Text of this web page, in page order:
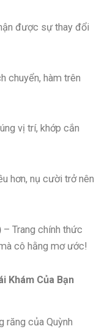
được sự thay đổi
chuyển, hàm trên
vị trí, khớp cắn
hơn, nụ cười trở nên
– Trang chính thức
cô hằng mơ ước!
Khám Của Bạn
răng của Quỳnh